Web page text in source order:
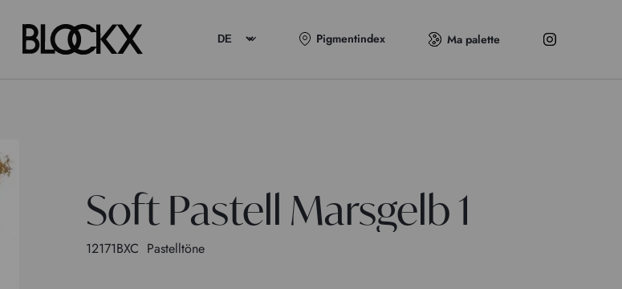
Pigmentindex Ma palette
Soft Pastell Marsgelb 1
12171BXC Pastelltöne